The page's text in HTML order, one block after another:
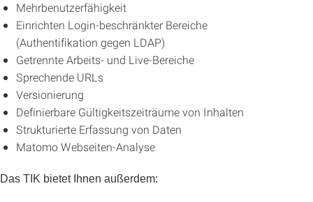
Mehrbenutzerfähigkeit
Einrichten Login-beschränkter Bereiche
(Authentifikation gegen LDAP)
Getrennte Arbeits- und Live-Bereiche
Sprechende URLs
Versionierung
Definierbare Gültigkeitszeiträume von Inhalten
Strukturierte Erfassung von Daten
Matomo Webseiten-Analyse
Das TIK bietet Ihnen außerdem: